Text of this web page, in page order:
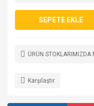
SEPETE EKLE
ÜRÜN STOKLARIMIZDA
Karşılaştır